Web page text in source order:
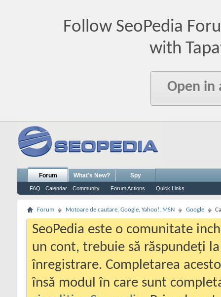
Follow SeoPedia
with
Open in
Forum
FAQ Calendar Community Forum Actions Quick Links
What's New? Spy
Forum Motoare de cautare. Google, Yahoo!, MSN Google
SeoPedia este o comunitate
un cont, trebuie să răspundeți
înregistrare. Completarea
însă modul în care sunt